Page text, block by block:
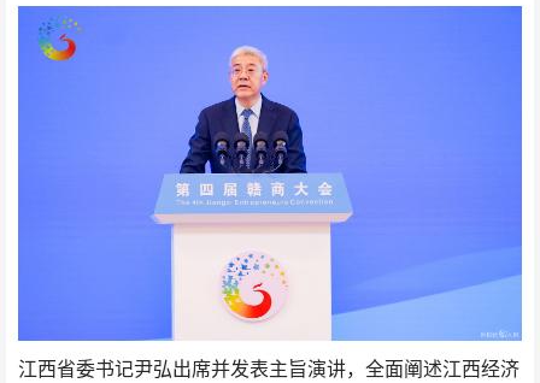
江西省委书记尹弘出席并发表主旨演讲，全面阐述江西经济